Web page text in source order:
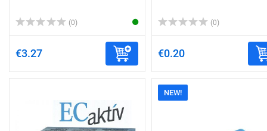
(0)
€3.27
(0)
€0.20
NEW!